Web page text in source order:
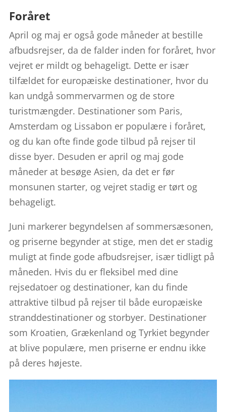
Foråret
April og maj er også gode måneder at bestille
afbudsrejser, da de falder inden for foråret, hvor
vejret er mildt og behageligt. Dette er især
tilfældet for europæiske destinationer, hvor du
kan undgå sommervarmen og de store
turistmængder. Destinationer som Paris,
Amsterdam og Lissabon er populære i foråret,
og du kan ofte finde gode tilbud på rejser til
disse byer. Desuden er april og maj gode
måneder at besøge Asien, da det er før
monsunen starter, og vejret stadig er tørt og
behageligt.
Juni markerer begyndelsen af sommersæsonen,
og priserne begynder at stige, men det er stadig
muligt at finde gode afbudsrejser, især tidligt på
måneden. Hvis du er fleksibel med dine
rejsedatoer og destinationer, kan du finde
attraktive tilbud på rejser til både europæiske
stranddestinationer og storbyer. Destinationer
som Kroatien, Grækenland og Tyrkiet begynder
at blive populære, men priserne er endnu ikke
på deres højeste.